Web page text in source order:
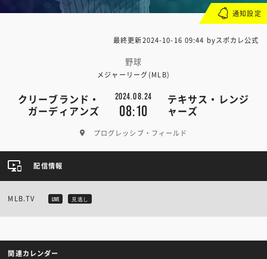
最終更新2024-10-16 09:44 byスポカレ公式
野球
メジャーリーグ(MLB)
クリーブランド・
ガーディアンズ
2024.08.24
08:10
テキサス・レンジ
ャーズ
プログレッシブ・フィールド
通知設定
配信情報
MLB.TV LIVE 見逃し
関連カレンダー